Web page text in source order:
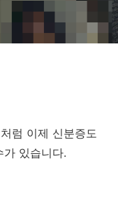
럼 이제 신분증도
있습니다.